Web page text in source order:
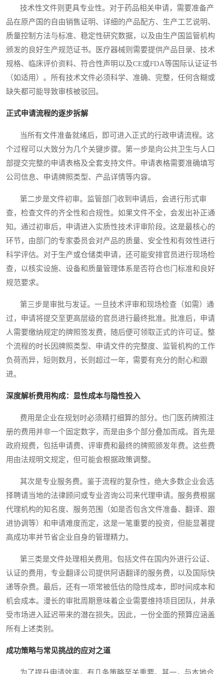
技术性文件则更具专业性。对于药品相关申请，需要准备产
品在原产国的自由销售证明、详细的产品配方、生产工艺说明、
质量控制方法与标准、稳定性研究数据，以及由生产国监管机构
颁发的良好生产规范证书。医疗器械则需要提供产品目录、技术
规格、临床评价资料、符合性声明以及CE或FDA等国际认证证书
（如适用）。所有技术文件必须科学、准确、完整，任何含糊或
缺失都可能导致审核被驳回。
正式申请流程的逐步拆解
当所有文件准备就绪后，即可进入正式的行政申请流程。这
个过程可以大致分为几个关键步骤。第一步是向公共卫生与人口
部提交完整的申请表格及全套支持文件。申请表格需要准确填写
公司信息、申请牌照类型、产品详情等内容。
第二步是文件初审。监管部门收到申请后，会进行形式审
查，检查文件的齐全性和合规性。如果文件不全，会发出补正通
知。通过初审后，申请进入实质性技术评审阶段。这是最核心的
环节，由部门的专家委员会对产品的质量、安全性和有效性进行
科学评估。对于生产或仓储类申请，还可能安排官员进行现场检
查，以核实设施、设备和质量管理体系是否符合也门标准和良好
规范要求。
第三步是审批与发证。一旦技术评审和现场检查（如需）通
过，申请将提交至更高层级的官员进行最终批准。批准后，申请
人需要缴纳规定的牌照签发费，随后便可领取正式的许可证。整
个流程的时长因牌照类型、申请文件的完整度、监管机构的工作
负荷而异，短则数月，长则超过一年，需要有充分的耐心和跟
进。
深度解析费用构成：显性成本与隐性投入
费用是企业在规划时必须精打细算的部分。也门医药牌照注
册的费用并非一个固定数字，而是由多个部分叠加而成。首先是
政府规费，包括申请费、评审费和最终的牌照颁发年费。这些费
用由法规明文规定，但可能会根据政策调整。
其次是专业服务费。鉴于流程的复杂性，绝大多数企业会选
择聘请当地的法律顾问或专业咨询公司来代理申请。服务费根据
代理机构的知名度、服务范围（如是否包含文件准备、翻译、跟
进协调等）和申请难度而定，这是一笔重要的投资，但能显著提
高成功率并节省企业自身的管理精力。
第三类是文件处理相关费用。包括文件在国内外进行公证、
认证的费用，专业翻译公司提供阿语翻译的服务费，以及国际快
递等杂费。最后，还有一项常被低估的隐性成本，即时间成本和
机会成本。漫长的审批周期意味着企业需要维持项目团队，并承
受市场进入延迟带来的潜在损失。因此，一份全面的预算应涵盖
所有上述类别。
成功策略与常见挑战的应对之道
为了提升申请效率，有几条策略至关重要。其一，与本地合